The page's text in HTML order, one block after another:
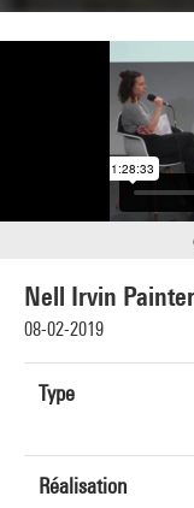
Nell Irvin
08-02-2019
Type
Réalisation